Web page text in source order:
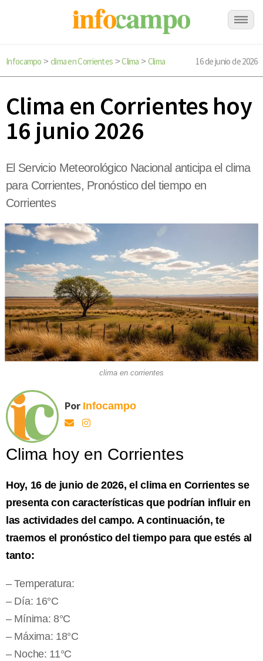
Infocampo > clima en Corrientes >Clima > Clima 16 de junio de 2026
Clima en Corrientes hoy
16 junio 2026
El Servicio Meteorológico Nacional anticipa el clima
para Corrientes, Pronóstico del tiempo en
Corrientes
clima en corrientes
Por Infocampo
Clima hoy en Corrientes
Hoy, 16 de junio de 2026, el clima en Corrientes se
presenta con características que podrían influir en
las actividades del campo. A continuación, te
traemos el pronóstico del tiempo para que estés al
tanto:
– Temperatura:
– Día: 16°C
– Mínima: 8°C
– Máxima: 18°C
– Noche: 11°C